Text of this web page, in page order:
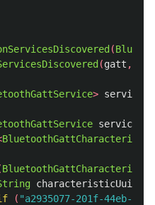
(
(gatt ,
>
service
BluetoothGattCharacteristic
BluetoothGattCharacteristic
characteristicUuid
( "a2935077-201f-44eb-